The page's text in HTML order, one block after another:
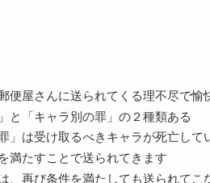
便屋さんに送られてくる理不尽で愉
と「キャラ別の罪」の２種類ある
」は受け取るべきキャラが死亡し
満たすことで送られてきます
、再び条件を満たしても送られてこ